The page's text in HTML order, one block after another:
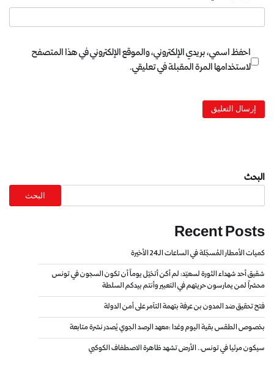
احفظ اسمي، بريدي الإلكتروني، والموقع الإلكتروني في هذا المتصفح
لاستخدامها المرة المقبلة في تعليقي.
البحث
البحث
Recent Posts
كميات الأمطار المُسجّلة في الساعات الـ24 الأخيرة
شقيق أحد شهداء الثورة لسعيّد: لم أكن أتخيّل يوماً أن تكون السجون في تونس
محشراً لمن يمارسون حريتهم في التعبير وأنتم بيدكم السلطة
فتح تحقيق ضد المدون بن عرفة بتهمة التآمر على أمن الدولة
بخصوص الطقس بقية اليوم وغدا :معهد الرصد الجوي يُصدر نشرة متابعة
سيكون مرئيا في تونس.. الأرض تشهد ظاهرة الاصطفاف الكوكبي